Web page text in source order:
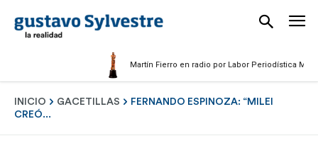
Martín Fierro en radio por Labor Periodística Masculina
INICIO GACETILLAS
FERNANDO ESPINOZA: “MILEI
CREÓ...